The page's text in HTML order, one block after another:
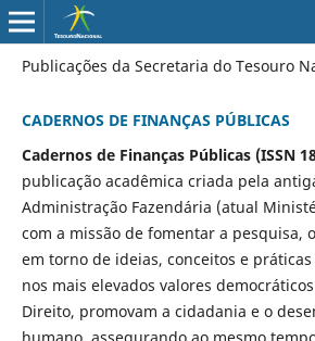
Publicações da Secretaria do Tesouro
CADERNOS DE FINANÇAS PÚBLICAS
Cadernos de Finanças Públicas (ISSN
publicação acadêmica criada pela
Administração Fazendária (atual
com a missão de fomentar a pesquisa,
em torno de ideias, conceitos e
nos mais elevados valores
Direito, promovam a cidadania e o